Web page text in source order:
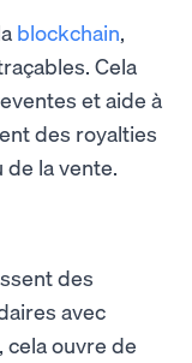
blockchain,
Cela
et aide à
des royalties
la vente.
des
avec
ouvre de